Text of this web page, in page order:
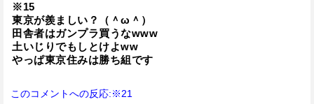
※15
東京が羨ましい？（＾ω＾）
田舎者はガンプラ買うなwww
土いじりでもしとけよww
やっぱ東京住みは勝ち組です
このコメントへの反応:※21